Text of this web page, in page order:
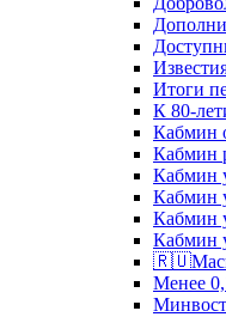
Итоги
К 80-
Кабмин
Кабмин
Кабмин
Кабмин
Кабмин
Кабмин
Менее